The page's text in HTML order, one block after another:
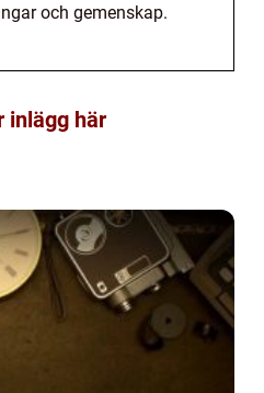
och gemenskap.
inlägg här